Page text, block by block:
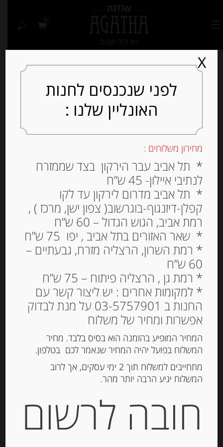
גבינה בשלה קממבר 250
גרם “קאלבדוס” 23% שומן
Au Calvados
₪58.00
מחיר ל 100 גרם : 23.20 ש"ח
הוספה לסל
3252950001423
לפני שנכנסים לחנות
האונליין שלנו :
מחירון משלוחים :
* תל אביב עבר הירקון בצד שממזרח
לנתיבי איילון- 45 ש”ח
* תל אביב מדרום לירקון עד לקו
קפלן-דיזנגוף-בוגרשוב( צפון ישן, מרכז ) ,
רמת אביב, הגוש הגדול – 60 ש”ח
* שאר האזורים בתל אביב , יפו 75 ש”ח
* רמת השרון, הרצליה מזרח, גבעתיים –
60 ש”ח
* רמת גן , הרצליה פיתוח – 75 ש”ח
* למקומות אחרים : יש ליצור קשר עם
החנות ב 03-5757901 על מנת לבדוק
אפשרות ומחיר של משלוח
המחיר המופיע בהזמנה הוא בסיס בלבד. מחיר
המשלוח בפועל יהיה המחיר שנאמר לכם בטלפון.
מתחייבים למשלוח תוך 2 ימי עסקים, אך לרוב
המשלוח יגיע הרבה יותר מהר.
חובה לרשום
X